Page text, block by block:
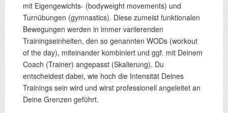
mit Eigengewichts- (bodyweight movements) und
Turnübungen (gymnastics). Diese zumeist funktionalen
Bewegungen werden in immer variierenden
Trainingseinheiten, den so genannten WODs (workout
of the day), miteinander kombiniert und ggf. mit Deinem
Coach (Trainer) angepasst (Skalierung). Du
entscheidest dabei, wie hoch die Intensität Deines
Trainings sein wird und wirst professionell angeleitet an
Deine Grenzen geführt.